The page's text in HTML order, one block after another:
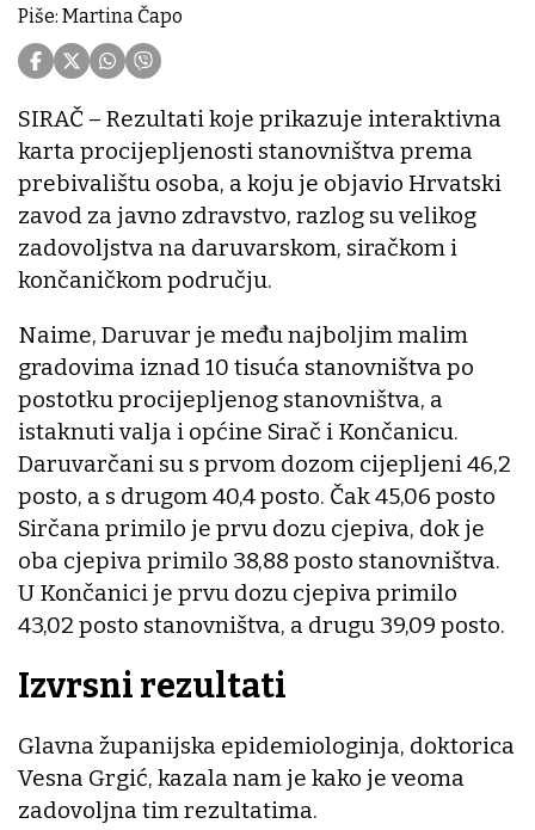
Piše: Martina Čapo
SIRAČ – Rezultati koje prikazuje interaktivna
karta procijepljenosti stanovništva prema
prebivalištu osoba, a koju je objavio Hrvatski
zavod za javno zdravstvo, razlog su velikog
zadovoljstva na daruvarskom, siračkom i
končaničkom području.
Naime, Daruvar je među najboljim malim
gradovima iznad 10 tisuća stanovništva po
postotku procijepljenog stanovništva, a
istaknuti valja i općine Sirač i Končanicu.
Daruvarčani su s prvom dozom cijepljeni 46,2
posto, a s drugom 40,4 posto. Čak 45,06 posto
Sirčana primilo je prvu dozu cjepiva, dok je
oba cjepiva primilo 38,88 posto stanovništva.
U Končanici je prvu dozu cjepiva primilo
43,02 posto stanovništva, a drugu 39,09 posto.
Izvrsni rezultati
Glavna županijska epidemiologinja, doktorica
Vesna Grgić, kazala nam je kako je veoma
zadovoljna tim rezultatima.